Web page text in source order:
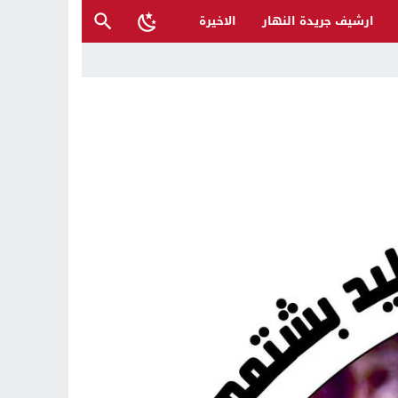
ارشيف جريدة النهار
الاخيرة
محمد صلى الله عليه وعلى آله
القصب… | د.عزيزجبر الساعدي